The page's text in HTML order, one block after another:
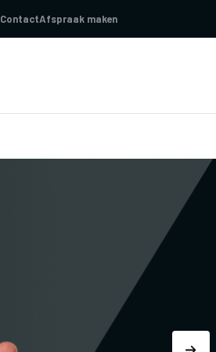
ContactAfspraak maken